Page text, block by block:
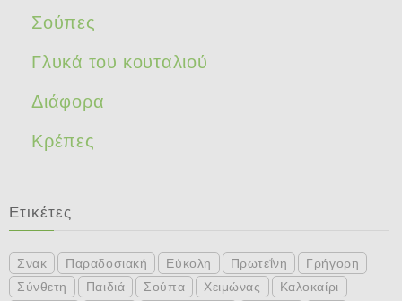
Σούπες
Γλυκά του κουταλιού
Διάφορα
Κρέπες
Ετικέτες
Σνακ Παραδοσιακή Εύκολη Πρωτεΐνη
Γρήγορη
Σύνθετη
Παιδιά Σούπα Χειμώνας
Καλοκαίρι